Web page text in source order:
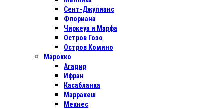
Сент-Джулианс
Флориана
Чиркеуа и Марфа
Остров Гозо
Остров Комино
Марокко
Агадир
Ифран
Касабланка
Марракеш
Мекнес